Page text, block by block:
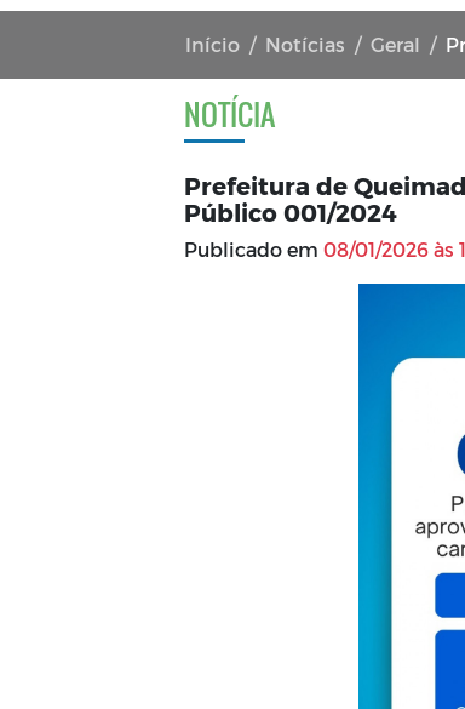
Início Notícias Geral
NOTÍCIA
Prefeitura de
Público 001/2024
Publicado em 08/01/2026 às